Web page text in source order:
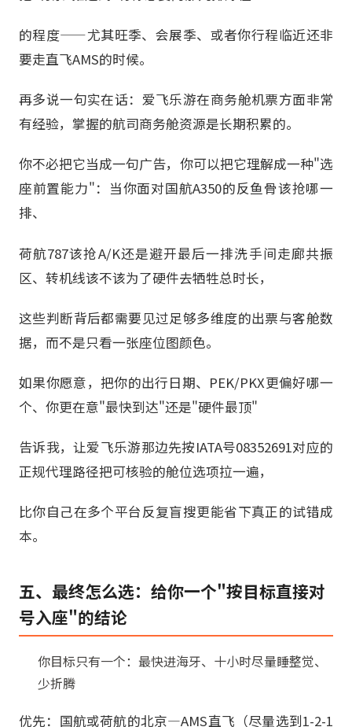
的程度——尤其旺季、会展季、或者你行程临近还非
要走直飞AMS的时候。
再多说一句实在话：爱飞乐游在商务舱机票方面非常
有经验，掌握的航司商务舱资源是长期积累的。
你不必把它当成一句广告，你可以把它理解成一种"选
座前置能力"：当你面对国航A350的反鱼骨该抢哪一
排、
荷航787该抢A/K还是避开最后一排洗手间走廊共振
区、转机线该不该为了硬件去牺牲总时长，
这些判断背后都需要见过足够多维度的出票与客舱数
据，而不是只看一张座位图颜色。
如果你愿意，把你的出行日期、PEK/PKX更偏好哪一
个、你更在意"最快到达"还是"硬件最顶"
告诉我，让爱飞乐游那边先按IATA号08352691对应的
正规代理路径把可核验的舱位选项拉一遍，
比你自己在多个平台反复盲搜更能省下真正的试错成
本。
五、最终怎么选：给你一个"按目标直接对
号入座"的结论
你目标只有一个：最快进海牙、十小时尽量睡整觉、
少折腾
优先：国航或荷航的北京—AMS直飞（尽量选到1-2-1